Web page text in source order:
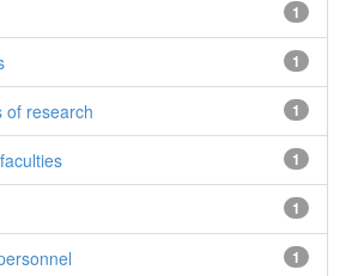
1
1
1
of research
1
1
1